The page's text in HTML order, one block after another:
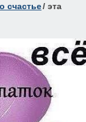
счастье/ эта